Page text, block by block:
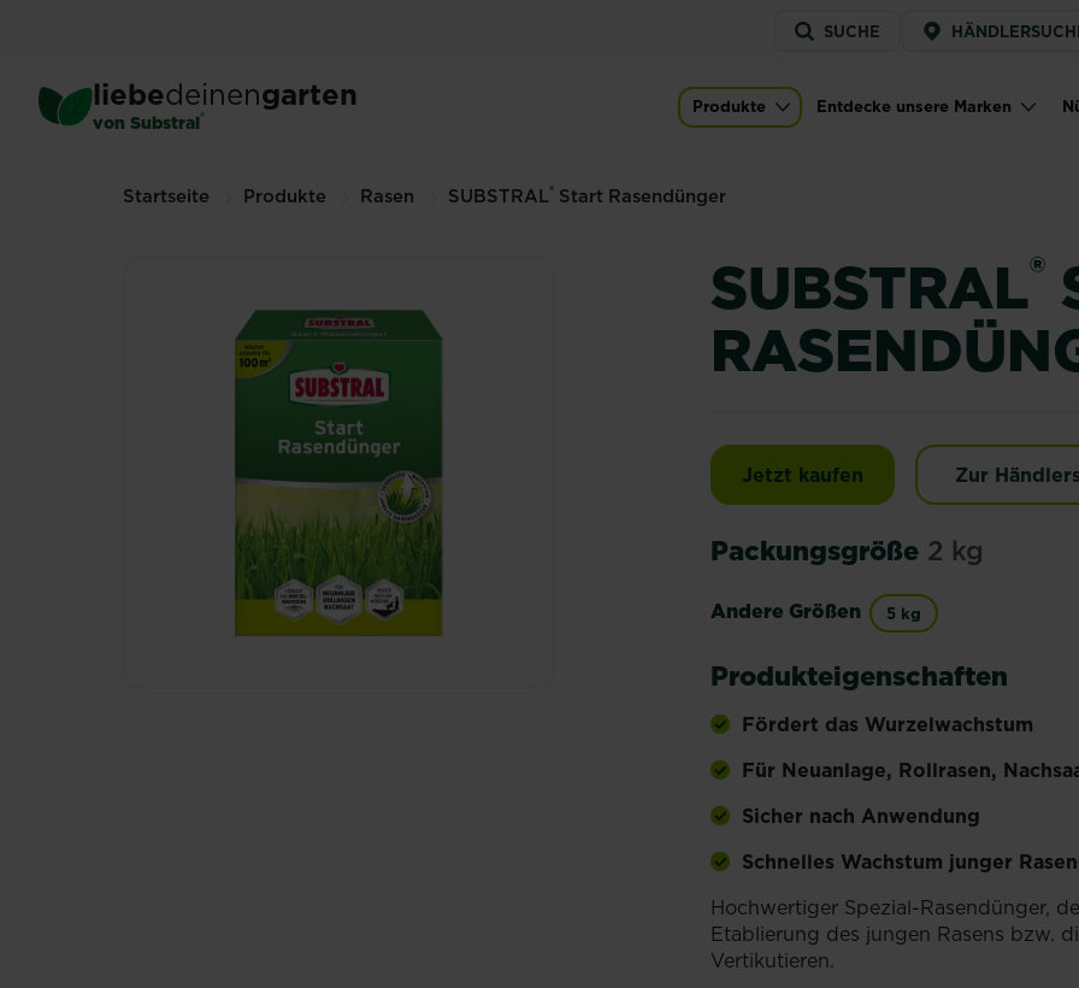
content
Service
menu
SUCHE
liebedeinengarten
von Substral® Main navigation
Produkte Entdecke unsere Marken
Startseite Produkte Rasen SUBSTRAL® Start Rasendünger
SUBSTRAL®
Jetzt kaufen SUBSTRAL® Start
Zur
Packungsgröße 2 kg
Andere Größen 5 kg
Produkteigenschaften
Fördert das Wurzelwachstum
Für Neuanlage, Rollrasen,
Sicher nach Anwendung
Schnelles Wachstum junger
Hochwertiger Spezial-Rasendünger,
Etablierung des jungen Rasens bzw.
Vertikutieren.
SUBSTRAL
2 kg (Andere Größen verfügbar)